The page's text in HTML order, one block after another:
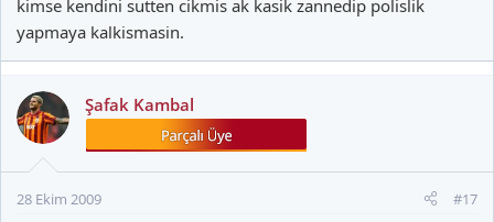
kimse kendini sutten cikmis ak kasik zannedip polislik
yapmaya kalkismasin.
Şafak Kambal
28 Ekim 2009 #17